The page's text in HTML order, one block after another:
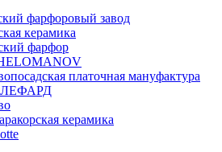
фарфоровый завод
керамика
фарфор
платочная мануфактура
ЛЕФАРД
керамика